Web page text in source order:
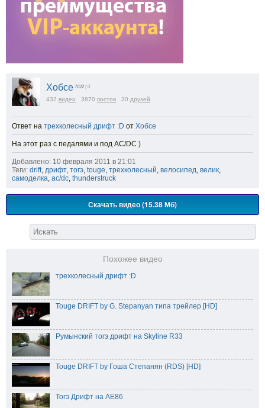
Хобсе 7022 | 0
432 видео 3870 постов 30 друзей
Ответ на трехколесный дрифт :D от Хобсе
На этот раз с педалями и под AC/DC )
Добавлено: 10 февраля 2011 в 21:01
Теги: drift дрифт, тогэ touge трехколесный велосипед велик
самоделка ac/dc thunderstruck
Скачать видео (15.38 Мб)
Похожее видео
трехколесный дрифт :D
Touge DRIFT by G. Stepanyan типа трейлер [HD]
Румынский тогэ дрифт на Skyline R33
Touge DRIFT by Гоша Степанян (RDS) [HD]
Тогэ Дрифт на AE86